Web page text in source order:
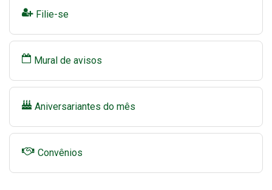
Filie-se
Mural de avisos
Aniversariantes do mês
Convênios